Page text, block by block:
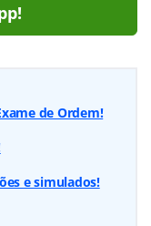
de Ordem!
e simulados!